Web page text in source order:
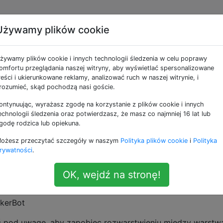
ABS i wielokrotnie napotykałem
następujące warunki:
(przy użyciu zawiesiny ABS)
Po bokach maszyny dodałem panele akrylowe, a
szafce.
° C
° C (mieszkam w NW USA, więc temperatura otoczenia
plików cookie
plików cookie i innych technologii śledzenia w celu poprawy
przeglądania naszej witryny, aby wyświetlać spersonalizowane
i ukierunkowane reklamy, analizować ruch w naszej witrynie, i
skąd pochodzą nasi goście.
wyrażasz zgodę na korzystanie z plików cookie i innych
śledzenia oraz potwierdzasz, że masz co najmniej 16 lat lub
rodzica lub opiekuna.
przeczytać szczegóły w naszym Polityka plików cookie i Polityka
.
OK, wejdź na stronę!